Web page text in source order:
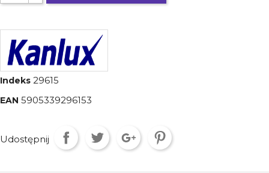
Indeks 29615
EAN 5905339296153
Udostępnij